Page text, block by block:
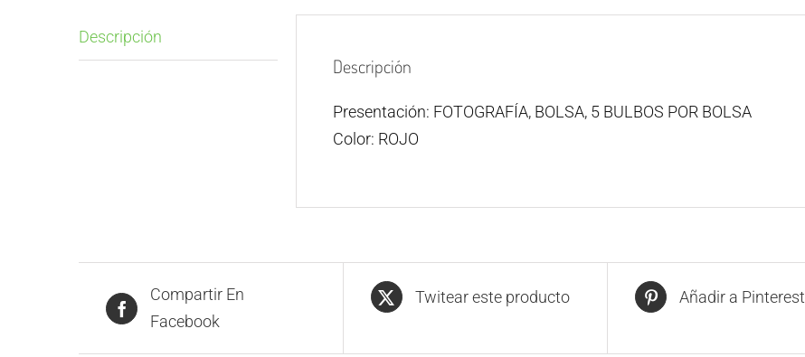
Descripción
Descripción
Presentación: FOTOGRAFÍA, BOLSA, 5 BULBOS POR BOLSA
Color: ROJO
Compartir En
Facebook
Twitear este producto Añadir a Pinterest